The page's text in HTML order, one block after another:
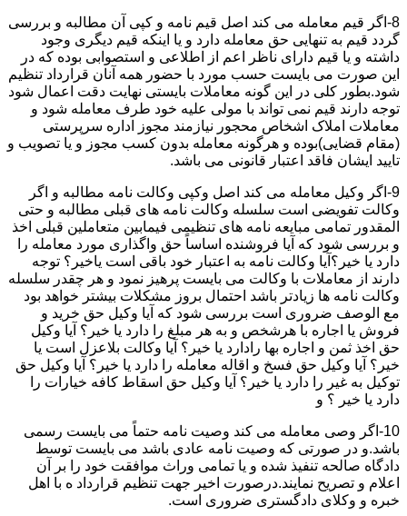
8-اگر قیم معامله می کند اصل قیم نامه و کپی آن مطالبه و بررسی
گردد قیم به تنهایی حق معامله دارد و یا اینکه قیم دیگری وجود
داشته و یا قیم دارای ناظر اعم از اطلاعی و استصوابی بوده که در
این صورت می بایست حسب مورد با حضور همه آنان قرارداد تنظیم
شود.بطور کلی در این گونه معاملات بایستی نهایت دقت اعمال شود
توجه دارند قیم نمی تواند با مولی علیه خود طرف معامله شود و
معاملات املاک اشخاص محجور نیازمند مجوز اداره سرپرستی
(مقام قضایی)بوده و هرگونه معامله بدون کسب مجوز و یا تصویب و
تایید ایشان فاقد اعتبار قانونی می باشد.
9-اگر وکیل معامله می کند اصل وکپی وکالت نامه مطالبه و اگر
وکالت تفویضی است سلسله وکالت نامه های قبلی مطالبه و حتی
المقدور تمامی مبایعه نامه های تنظیمی فیمابین متعاملین قبلی اخذ
و بررسی شود که آیا فروشنده اساساً حق واگذاری مورد معامله را
دارد یا خیر؟آیا وکالت نامه به اعتبار خود باقی است یاخیر؟ توجه
دارند از معاملات با وکالت می بایست پرهیز نمود و هر چقدر سلسله
وکالت نامه ها زیادتر باشد احتمال بروز مشکلات بیشتر خواهد بود
مع الوصف ضروری است بررسی شود که آیا وکیل حق خرید و
فروش یا اجاره با هرشخص و به هر مبلغ را دارد یا خیر؟ آیا وکیل
حق اخذ ثمن و اجاره بها رادارد یا خیر؟ آیا وکالت بلاعزل است یا
خیر؟ آیا وکیل حق فسخ و اقاله معامله را دارد یا خیر؟ آیا وکیل حق
توکیل به غیر را دارد یا خیر؟ آیا وکیل حق اسقاط کافه خیارات را
دارد یا خیر ؟ و
10-اگر وصی معامله می کند وصیت نامه حتماً می بایست رسمی
باشد.و در صورتی که وصیت نامه عادی باشد می بایست توسط
دادگاه صالحه تنفیذ شده و یا تمامی وراث موافقت خود را بر آن
اعلام و تصریح نمایند.درصورت اخیر جهت تنظیم قرارداد ه با اهل
خبره و وکلای دادگستری ضروری است.